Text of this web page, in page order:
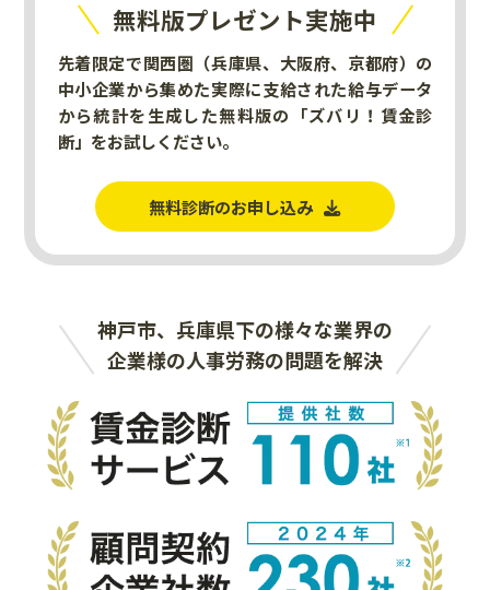
無料版プレゼント実施中
先着限定で関西圏（兵庫県、大阪府、京都府）の
中小企業から集めた実際に支給された給与データ
から統計を生成した無料版の「ズバリ！賃金診
断」をお試しください。
無料診断のお申し込み
神戸市、兵庫県下の様々な業界の
企業様の人事労務の問題を解決